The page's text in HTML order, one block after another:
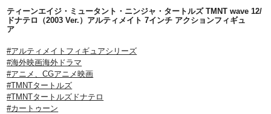
ティーンエイジ・ミュータント・ニンジャ・タートルズ TMNT wave 12/
ドナテロ（2003 Ver.）アルティメイト 7インチ アクションフィギュ
ア
#アルティメイトフィギュアシリーズ
#海外映画海外ドラマ
#アニメ、CGアニメ映画
#TMNTタートルズ
#TMNTタートルズドナテロ
#カートゥーン